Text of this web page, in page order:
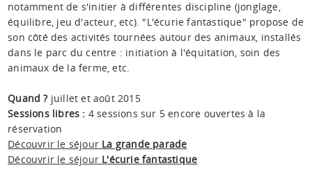
notamment de s'initier à différentes discipline (jonglage,
équilibre, jeu d'acteur, etc). "L'écurie fantastique" propose de
son côté des activités tournées autour des animaux, installés
dans le parc du centre : initiation à l'équitation, soin des
animaux de la ferme, etc.
Quand ?juillet et août 2015
Sessions libres : 4 sessions sur 5 encore ouvertes à la
réservation
Découvrir le séjour La grande parade
Découvrir le séjour L'écurie fantastique